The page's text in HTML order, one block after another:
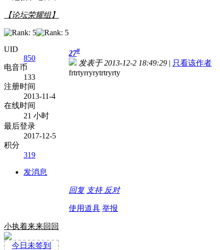
【论坛荣耀组】
UID
850
电音币
133
注册时间
2013-11-4
在线时间
21 小时
最后登录
2017-12-5
积分
319
发消息
27#
发表于 2013-12-2 18:49:29 | 只看该作者
frtrtyrryrytrtryrty
回复 支持 反对
使用道具 举报
小执着来来回回
今日未签到